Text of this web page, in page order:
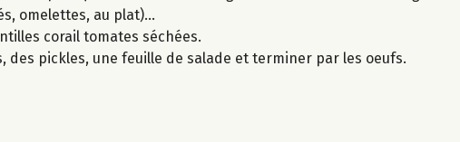
omelettes, au plat)…
corail tomates séchées.
pickles, une feuille de salade et terminer par les oeufs.